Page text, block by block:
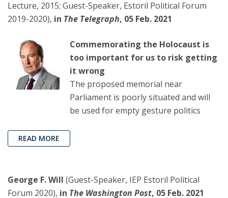
Lecture, 2015; Guest-Speaker, Estoril Political Forum
2019-2020), in The Telegraph, 05 Feb. 2021
Commemorating the Holocaust is
too important for us to risk getting
it wrong
The proposed memorial near
Parliament is poorly situated and will
be used for empty gesture politics
READ MORE
George F. Will (Guest-Speaker, IEP Estoril Political
Forum 2020), in The Washington Post, 05 Feb. 2021